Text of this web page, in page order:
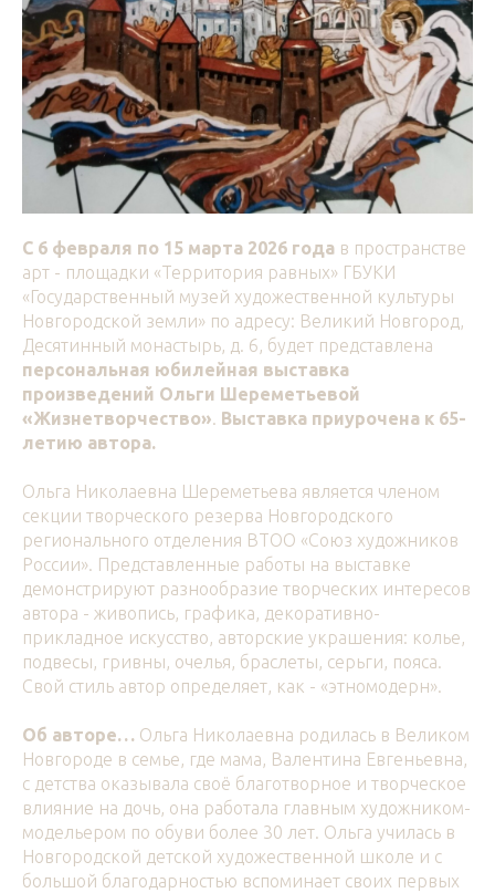
С 6 февраля по 15 марта 2026 года в пространстве
арт - площадки «Территория равных» ГБУКИ
«Государственный музей художественной культуры
Новгородской земли» по адресу: Великий Новгород,
Десятинный монастырь, д. 6, будет представлена
персональная юбилейная выставка
произведений Ольги Шереметьевой
«Жизнетворчество». Выставка приурочена к 65-
летию автора.
Ольга Николаевна Шереметьева является членом
секции творческого резерва Новгородского
регионального отделения ВТОО «Союз художников
России». Представленные работы на выставке
демонстрируют разнообразие творческих интересов
автора - живопись, графика, декоративно-
прикладное искусство, авторские украшения: колье,
подвесы, гривны, очелья, браслеты, серьги, пояса.
Свой стиль автор определяет, как - «этномодерн».
Об авторе… Ольга Николаевна родилась в Великом
Новгороде в семье, где мама, Валентина Евгеньевна,
с детства оказывала своё благотворное и творческое
влияние на дочь, она работала главным художником-
модельером по обуви более 30 лет. Ольга училась в
Новгородской детской художественной школе и с
большой благодарностью вспоминает своих первых